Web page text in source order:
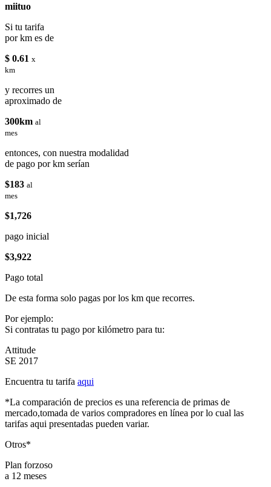
miituo
Si tu tarifa
por km es de
$ 0.61 x
km
y recorres un
aproximado de
300km al
mes
entonces, con nuestra modalidad
de pago por km serían
$183 al
mes
$1,726
pago inicial
$3,922
Pago total
De esta forma solo pagas por los km que recorres.
Por ejemplo:
Si contratas tu pago por kilómetro para tu:
Attitude
SE 2017
Encuentra tu tarifa aqui
*La comparación de precios es una referencia de primas de
mercado,tomada de varios compradores en línea por lo cual las
tarifas aqui presentadas pueden variar.
Otros*
Plan forzoso
a 12 meses